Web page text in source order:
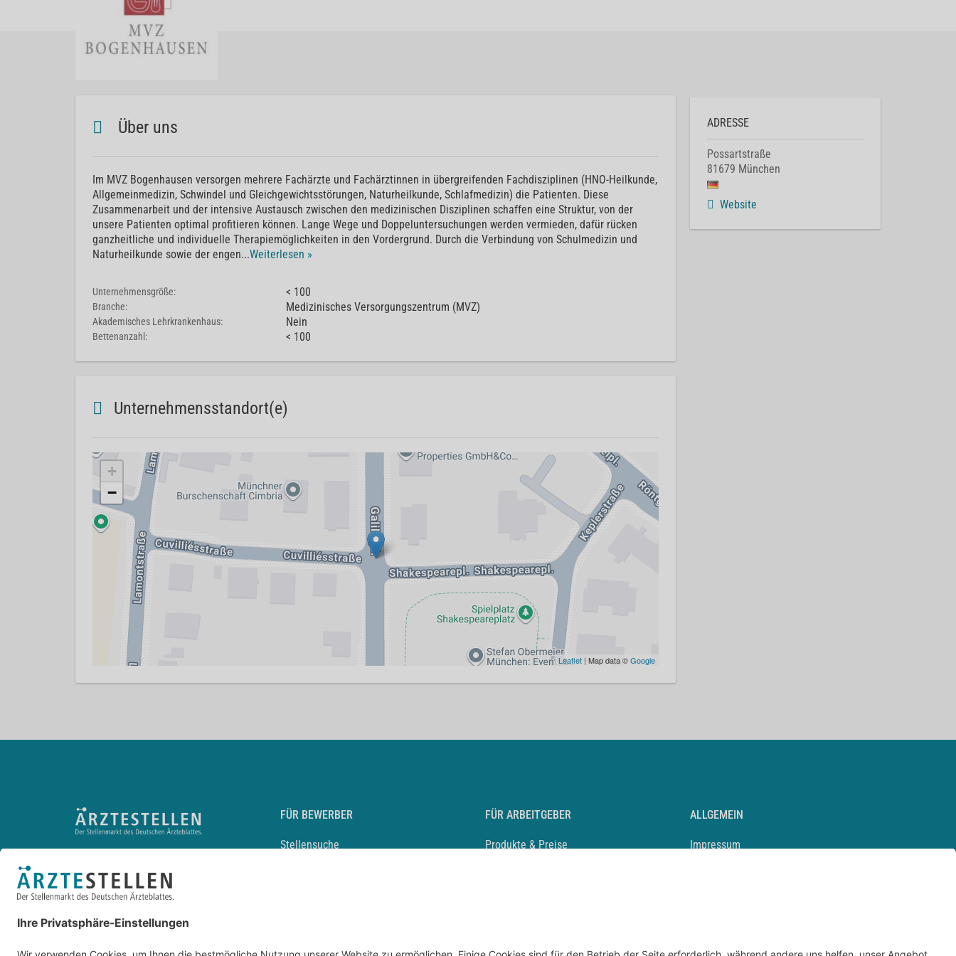
Über uns
Im MVZ Bogenhausen versorgen mehrere Fachärzte und Fachärztinnen in übergreifenden Fachdisziplinen (HNO-Heilkunde,
Allgemeinmedizin, Schwindel und Gleichgewichtsstörungen, Naturheilkunde, Schlafmedizin) die Patienten. Diese
Zusammenarbeit und der intensive Austausch zwischen den medizinischen Disziplinen schaffen eine Struktur, von der
unsere Patienten optimal profitieren können. Lange Wege und Doppeluntersuchungen werden vermieden, dafür rücken
ganzheitliche und individuelle Therapiemöglichkeiten in den Vordergrund. Durch die Verbindung von Schulmedizin und
Naturheilkunde sowie der engen...Weiterlesen »
Unternehmensgröße: < 100
Branche: Medizinisches Versorgungszentrum (MVZ)
Akademisches Lehrkrankenhaus: Nein
Bettenanzahl: < 100
Unternehmensstandort(e)
+
−
Leaflet | Map data ©Google
ADRESSE
Possartstraße
81679 München
Website
FÜR BEWERBER
Stellensuche
Durchsuchen Sie den Stellenkatalog
FÜR ARBEITGEBER
Produkte & Preise
ALLGEMEIN
Impressum